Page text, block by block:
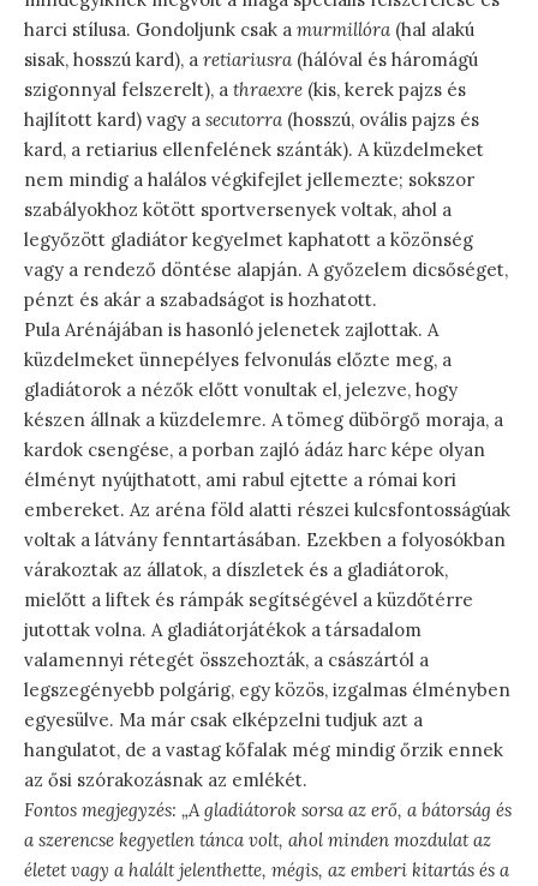
harci stílusa. Gondoljunk csak a murmillóra (hal alakú
sisak, hosszú kard), a retiariusra (hálóval és háromágú
szigonnyal felszerelt), a thraexre (kis, kerek pajzs és
hajlított kard) vagy a secutorra (hosszú, ovális pajzs és
kard, a retiarius ellenfelének szánták). A küzdelmeket
nem mindig a halálos végkifejlet jellemezte; sokszor
szabályokhoz kötött sportversenyek voltak, ahol a
legyőzött gladiátor kegyelmet kaphatott a közönség
vagy a rendező döntése alapján. A győzelem dicsőséget,
pénzt és akár a szabadságot is hozhatott.
Pula Arénájában is hasonló jelenetek zajlottak. A
küzdelmeket ünnepélyes felvonulás előzte meg, a
gladiátorok a nézők előtt vonultak el, jelezve, hogy
készen állnak a küzdelemre. A tömeg dübörgő moraja, a
kardok csengése, a porban zajló ádáz harc képe olyan
élményt nyújthatott, ami rabul ejtette a római kori
embereket. Az aréna föld alatti részei kulcsfontosságúak
voltak a látvány fenntartásában. Ezekben a folyosókban
várakoztak az állatok, a díszletek és a gladiátorok,
mielőtt a liftek és rámpák segítségével a küzdőtérre
jutottak volna. A gladiátorjátékok a társadalom
valamennyi rétegét összehozták, a császártól a
legszegényebb polgárig, egy közös, izgalmas élményben
egyesülve. Ma már csak elképzelni tudjuk azt a
hangulatot, de a vastag kőfalak még mindig őrzik ennek
az ősi szórakozásnak az emlékét.
Fontos megjegyzés: „A gladiátorok sorsa az erő, a bátorság és
a szerencse kegyetlen tánca volt, ahol minden mozdulat az
életet vagy a halált jelenthette, mégis, az emberi kitartás és a